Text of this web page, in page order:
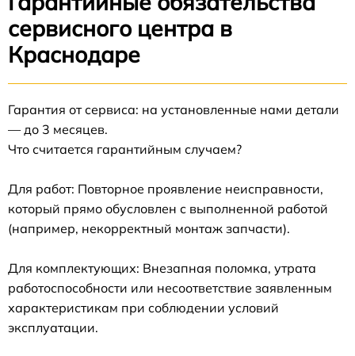
сервисного центра в
Краснодаре
Гарантия от сервиса: на установленные нами детали
— до 3 месяцев.
Что считается гарантийным случаем?
Для работ: Повторное проявление неисправности,
который прямо обусловлен с выполненной работой
(например, некорректный монтаж запчасти).
Для комплектующих: Внезапная поломка, утрата
работоспособности или несоответствие заявленным
характеристикам при соблюдении условий
эксплуатации.